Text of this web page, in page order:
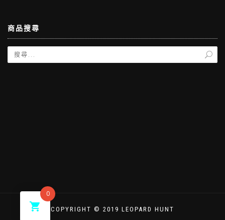
商品搜尋
COPYRIGHT © 2019 LEOPARD HUNT
0